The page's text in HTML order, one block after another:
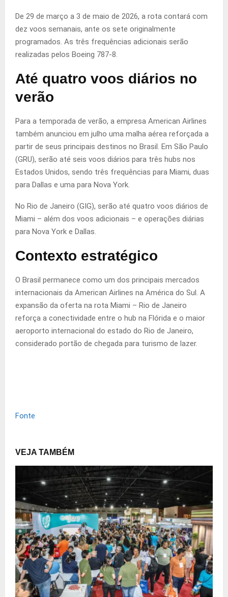
De 29 de março a 3 de maio de 2026, a rota contará com
dez voos semanais, ante os sete originalmente
programados. As três frequências adicionais serão
realizadas pelos Boeing 787-8.
Até quatro voos diários no
verão
Para a temporada de verão, a empresa American Airlines
também anunciou em julho uma malha aérea reforçada a
partir de seus principais destinos no Brasil. Em São Paulo
(GRU), serão até seis voos diários para três hubs nos
Estados Unidos, sendo três frequências para Miami, duas
para Dallas e uma para Nova York.
No Rio de Janeiro (GIG), serão até quatro voos diários de
Miami – além dos voos adicionais – e operações diárias
para Nova York e Dallas.
Contexto estratégico
O Brasil permanece como um dos principais mercados
internacionais da American Airlines na América do Sul. A
expansão da oferta na rota Miami – Rio de Janeiro
reforça a conectividade entre o hub na Flórida e o maior
aeroporto internacional do estado do Rio de Janeiro,
considerado portão de chegada para turismo de lazer.
Fonte
VEJA TAMBÉM